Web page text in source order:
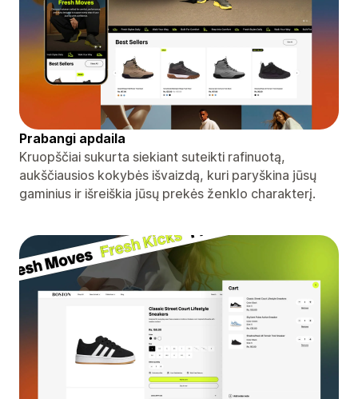
Prabangi apdaila
Kruopščiai sukurta siekiant suteikti rafinuotą,
aukščiausios kokybės išvaizdą, kuri paryškina jūsų
gaminius ir išreiškia jūsų prekės ženklo charakterį.